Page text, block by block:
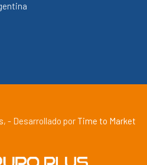
, - Desarrollado porTime to Market